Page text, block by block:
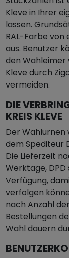
Kleve in Ihrer
lassen.
RAL-Farbe von
aus. Benutzer
den Wahleimer
Kleve durch
vermeiden.
DIE
KREIS KLEVE
Der Wahlurnen
dem Spediteur
Die Lieferzeit
Werktage,
Verfügung,
verfolgen
nach Anzahl
Bestellungen
Wahl dauern